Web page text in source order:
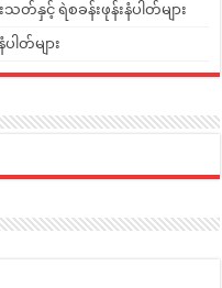
နှင့် ရဲစခန်းဖုန်းနံပါတ်များ
တ်များ